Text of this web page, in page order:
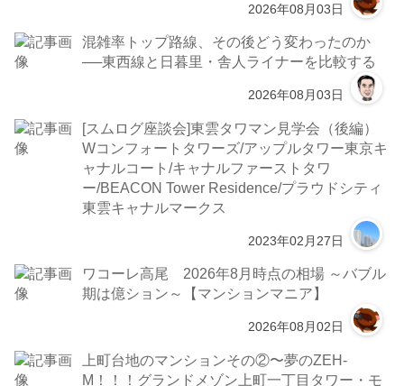
2026年08月03日
混雑率トップ路線、その後どう変わったのか
──東西線と日暮里・舎人ライナーを比較する
2026年08月03日
[スムログ座談会]東雲タワマン見学会（後編）
Wコンフォートタワーズ/アップルタワー東京キ
ャナルコート/キャナルファーストタワ
ー/BEACON Tower Residence/プラウドシティ
東雲キャナルマークス
2023年02月27日
ワコーレ高尾 2026年8月時点の相場 ～バブル
期は億ション～【マンションマニア】
2026年08月02日
上町台地のマンションその②〜夢のZEH-
M！！！グランドメゾン上町一丁目タワー・モ